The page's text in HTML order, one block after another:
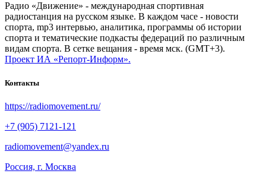
Радио «Движение» - международная спортивная
радиостанция на русском языке. В каждом часе - новости
спорта, mp3 интервью, аналитика, программы об истории
спорта и тематические подкасты федераций по различным
видам спорта. В сетке вещания - время мск. (GMT+3).
Проект ИА «Репорт-Информ».
Контакты
https://radiomovement.ru/
+7 (905) 7121-121
radiomovement@yandex.ru
Россия, г. Москва